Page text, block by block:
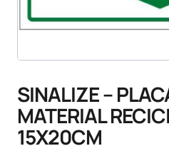
SINALIZE –
MATERIAL
15X20CM